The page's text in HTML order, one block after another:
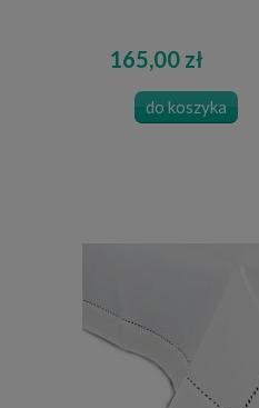
165,00 zł
do koszyka